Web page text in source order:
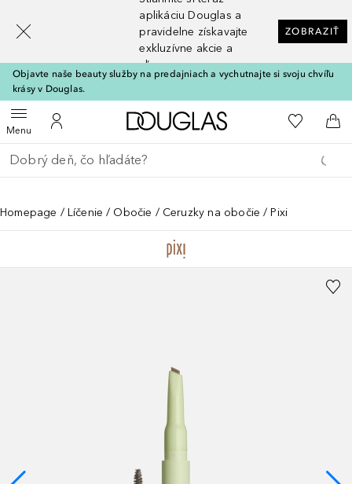
aplikáciu Douglas a
pravidelne získavajte
exkluzívne akcie a
zľavy
ZOBRAZIŤ
Objavte naše beauty služby na predajniach a vychutnajte si svoju chvíľu
krásy v Douglas.
MenuOtvoriť menuDo môjho účtu
Domov Do môjho
Do
Choď späť
Vykonajte vyhľadávanie
Homepage Líčenie Obočie Ceruzky na obočie Pixi
[navigation.slideout.screenreader]